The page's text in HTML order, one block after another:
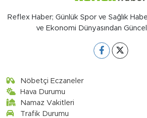
Reflex Haber; Günlük Spor ve Sağlık
ve Ekonomi Dünyasından
Nöbetçi Eczaneler
Hava Durumu
Namaz Vakitleri
Trafik Durumu